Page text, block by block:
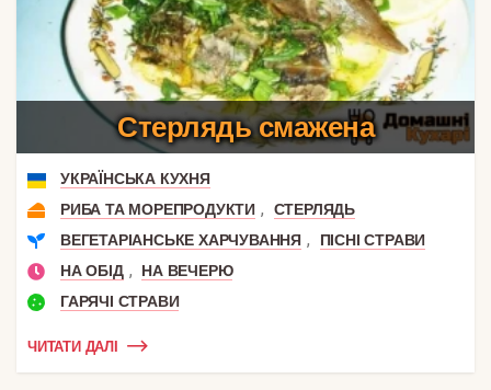
Стерлядь смажена
УКРАЇНСЬКА КУХНЯ
РИБА ТА МОРЕПРОДУКТИ ,
СТЕРЛЯДЬ
ВЕГЕТАРІАНСЬКЕ ХАРЧУВАННЯ ,
ПІСНІ СТРАВИ
НА ОБІД ,
НА ВЕЧЕРЮ
ГАРЯЧІ СТРАВИ
ЧИТАТИ ДАЛІ